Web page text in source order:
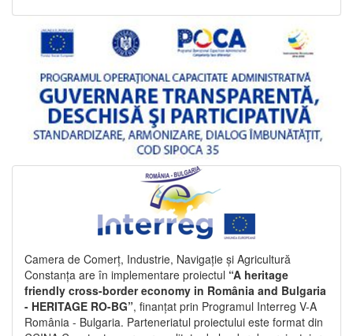
Camera de Comerț, Industrie, Navigație și Agricultură
Constanța are în implementare proiectul “A heritage
friendly cross-border economy in România and Bulgaria
- HERITAGE RO-BG”, finanțat prin Programul Interreg V-A
România - Bulgaria. Parteneriatul proiectului este format din